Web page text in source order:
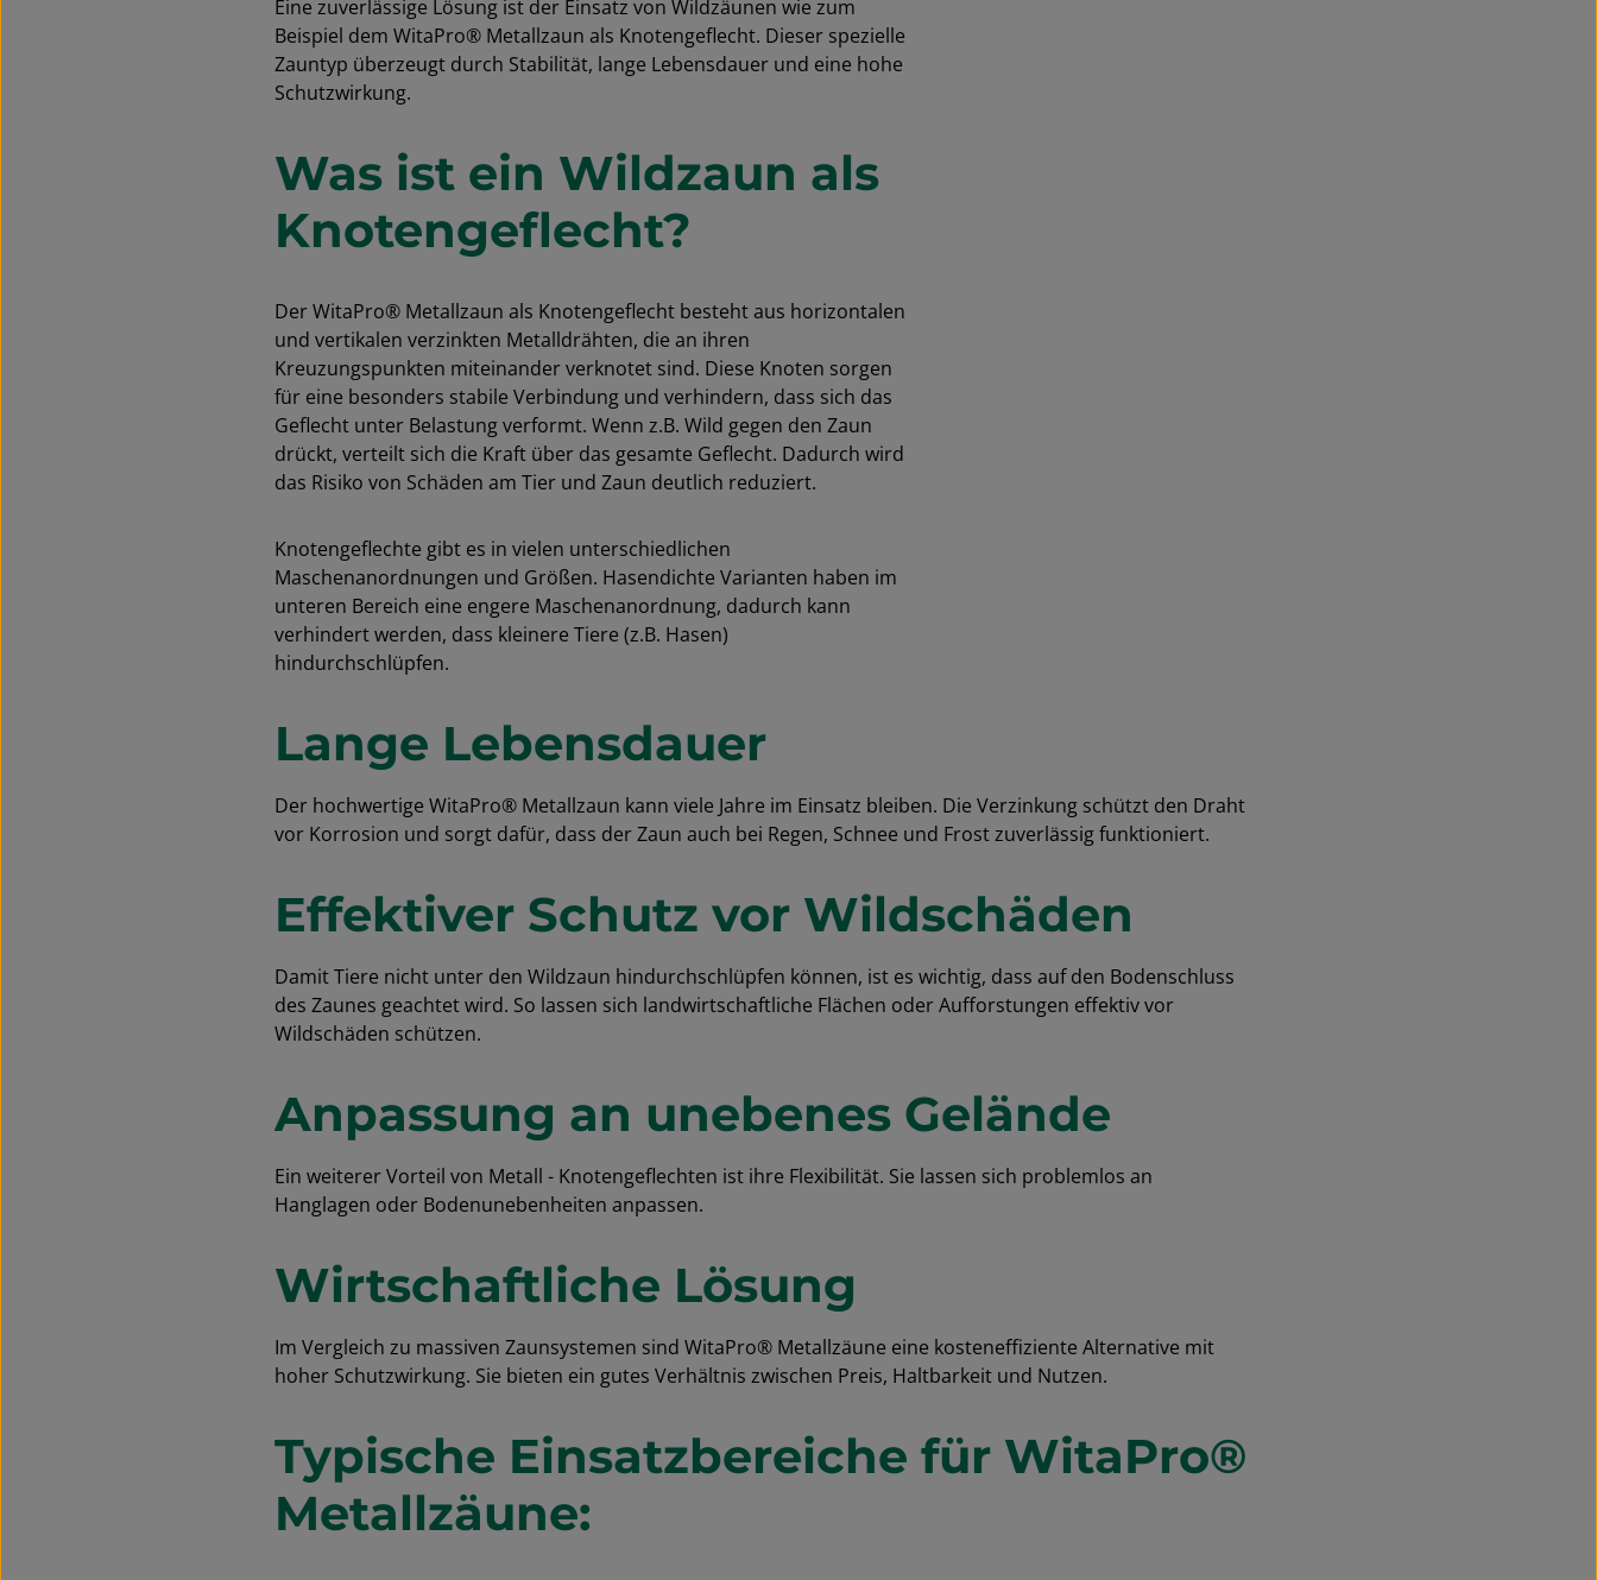
Eine zuverlässige Lösung ist der Einsatz von Wildzäunen wie zum
Beispiel dem WitaPro® Metallzaun als Knotengeflecht. Dieser spezielle
Zauntyp überzeugt durch Stabilität, lange Lebensdauer und eine hohe
Schutzwirkung.
Was ist ein Wildzaun als
Knotengeflecht?
Der WitaPro® Metallzaun als Knotengeflecht besteht aus horizontalen
und vertikalen verzinkten Metalldrähten, die an ihren
Kreuzungspunkten miteinander verknotet sind. Diese Knoten sorgen
für eine besonders stabile Verbindung und verhindern, dass sich das
Geflecht unter Belastung verformt. Wenn z.B. Wild gegen den Zaun
drückt, verteilt sich die Kraft über das gesamte Geflecht. Dadurch wird
das Risiko von Schäden am Tier und Zaun deutlich reduziert.
Knotengeflechte gibt es in vielen unterschiedlichen
Maschenanordnungen und Größen. Hasendichte Varianten haben im
unteren Bereich eine engere Maschenanordnung, dadurch kann
verhindert werden, dass kleinere Tiere (z.B. Hasen)
hindurchschlüpfen.
Lange Lebensdauer
Der hochwertige WitaPro® Metallzaun kann viele Jahre im Einsatz bleiben. Die Verzinkung schützt den Draht
vor Korrosion und sorgt dafür, dass der Zaun auch bei Regen, Schnee und Frost zuverlässig funktioniert.
Effektiver Schutz vor Wildschäden
Damit Tiere nicht unter den Wildzaun hindurchschlüpfen können, ist es wichtig, dass auf den Bodenschluss
des Zaunes geachtet wird. So lassen sich landwirtschaftliche Flächen oder Aufforstungen effektiv vor
Wildschäden schützen.
Anpassung an unebenes Gelände
Ein weiterer Vorteil von Metall - Knotengeflechten ist ihre Flexibilität. Sie lassen sich problemlos an
Hanglagen oder Bodenunebenheiten anpassen.
Wirtschaftliche Lösung
Im Vergleich zu massiven Zaunsystemen sind WitaPro® Metallzäune eine kosteneffiziente Alternative mit
hoher Schutzwirkung. Sie bieten ein gutes Verhältnis zwischen Preis, Haltbarkeit und Nutzen.
Typische Einsatzbereiche für WitaPro®
Metallzäune: